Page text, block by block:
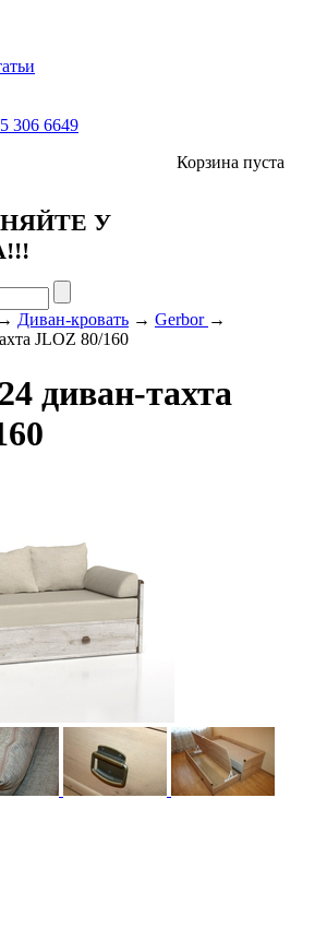
306 6649
Корзина пуста
У
→ Диван-кровать → Gerbor →
JLOZ 80/160
диван-тахта